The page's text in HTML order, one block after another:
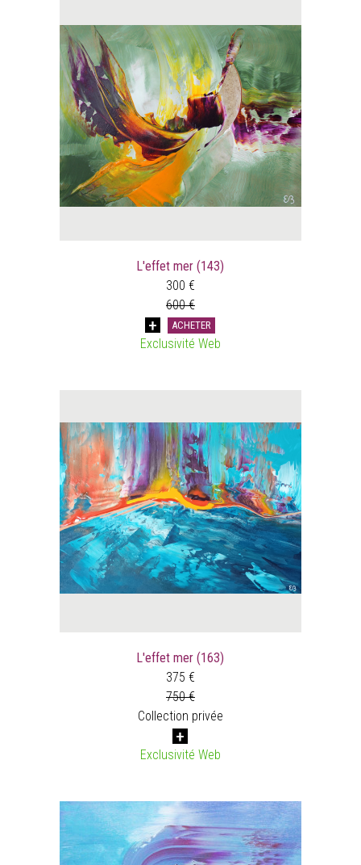
L'effet mer (143)
300 €
600 €
ACHETER
Exclusivité Web
L'effet mer (163)
375 €
750 €
Collection privée
Exclusivité Web